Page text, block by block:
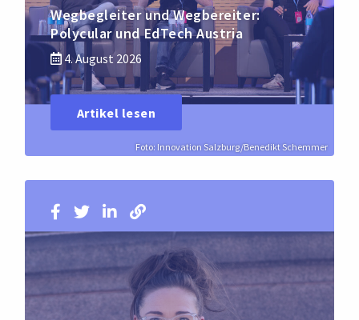
Foto: Innovation Salzburg/Benedikt Schemmer
Wegbegleiter und Wegbereiter:
Polycular und EdTech Austria
4. August 2026
Artikel lesen